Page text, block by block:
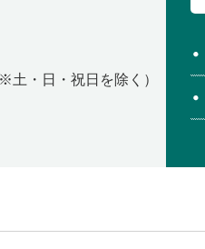
・日・祝日を除く）